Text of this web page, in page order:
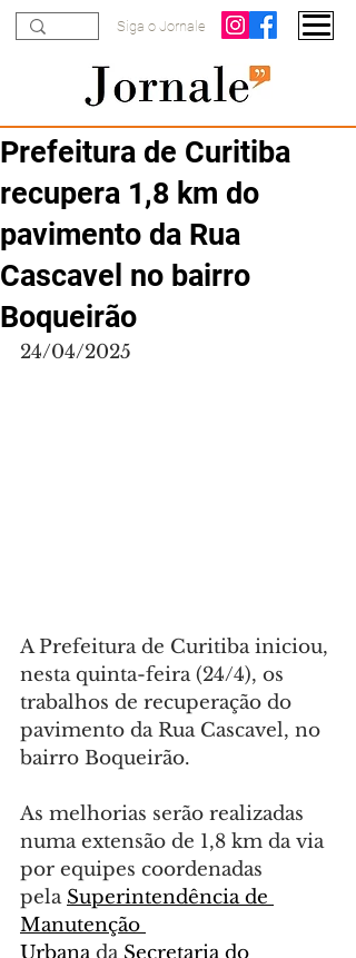
Siga o Jornale
Prefeitura de Curitiba
recupera 1,8 km do
pavimento da Rua
Cascavel no bairro
Boqueirão
24/04/2025
A Prefeitura de Curitiba iniciou,
nesta quinta-feira (24/4), os
trabalhos de recuperação do
pavimento da Rua Cascavel, no
bairro Boqueirão.
As melhorias serão realizadas
numa extensão de 1,8 km da via
por equipes coordenadas
pela Superintendência de
Manutenção
Urbana da Secretaria do